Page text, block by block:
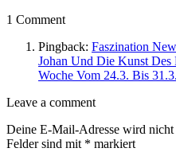
1 Comment
Pingback: Faszination
Johan Und Die Kunst
Woche Vom 24.3. Bis
Leave
comment
Leave a comment
Deine E-Mail-Adresse wird
Felder sind mit * markiert